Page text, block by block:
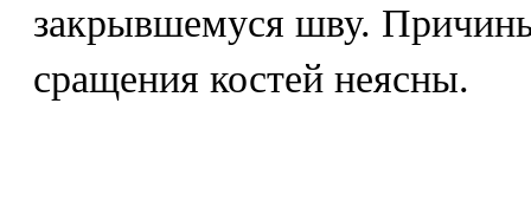
закрывшемуся шву.
сращения костей неясны.